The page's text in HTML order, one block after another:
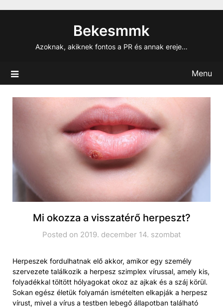
Bekesmmk
Azoknak, akiknek fontos a PR és annak ereje…
Menu
Mi okozza a visszatérő herpeszt?
Posted on 2019. december 14. szombat
Herpeszek fordulhatnak elő akkor, amikor egy személy
szervezete találkozik a herpesz szimplex vírussal, amely kis,
folyadékkal töltött hólyagokat okoz az ajkak és a száj körül.
Sokan egész életük folyamán ismételten elkapják a herpesz
vírust, mivel a vírus a testben lebegő állapotban található